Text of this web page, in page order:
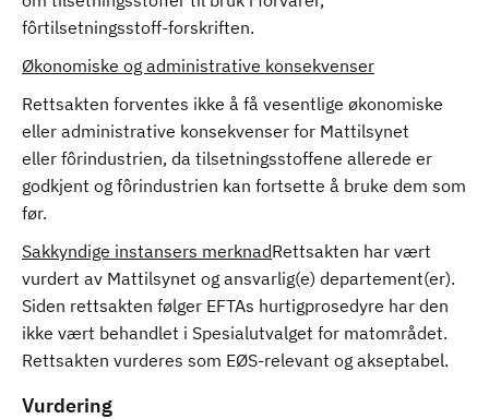
fôrtilsetningsstoff-forskriften.
Økonomiske og administrative konsekvenser
Rettsakten forventes ikke å få vesentlige økonomiske
eller administrative konsekvenser for Mattilsynet
eller fôrindustrien, da tilsetningsstoffene allerede er
godkjent og fôrindustrien kan fortsette å bruke dem som
før.
Sakkyndige instansers merknadRettsakten har vært
vurdert av Mattilsynet og ansvarlig(e) departement(er).
Siden rettsakten følger EFTAs hurtigprosedyre har den
ikke vært behandlet i Spesialutvalget for matområdet.
Rettsakten vurderes som EØS-relevant og akseptabel.
Vurdering